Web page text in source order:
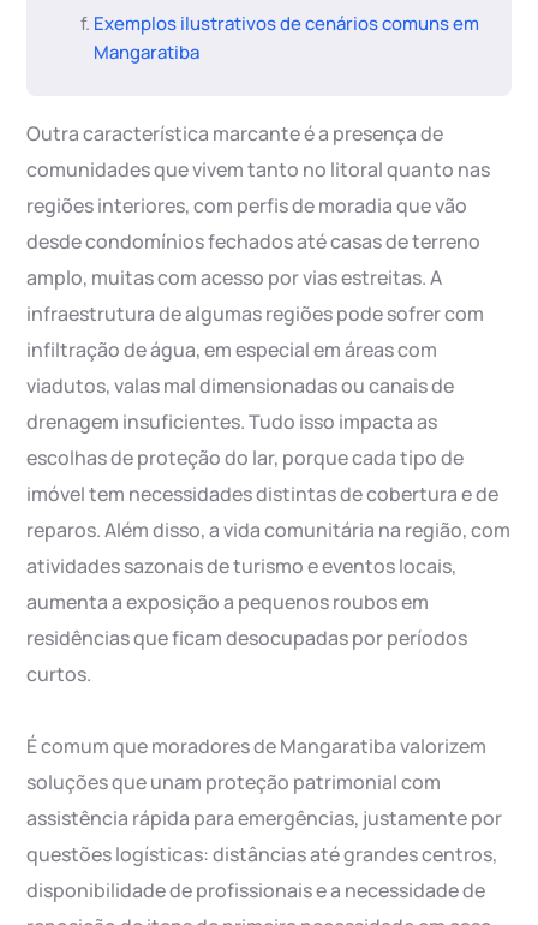
Exemplos ilustrativos de cenários comuns em
Mangaratiba
Outra característica marcante é a presença de
comunidades que vivem tanto no litoral quanto nas
regiões interiores, com perfis de moradia que vão
desde condomínios fechados até casas de terreno
amplo, muitas com acesso por vias estreitas. A
infraestrutura de algumas regiões pode sofrer com
infiltração de água, em especial em áreas com
viadutos, valas mal dimensionadas ou canais de
drenagem insuficientes. Tudo isso impacta as
escolhas de proteção do lar, porque cada tipo de
imóvel tem necessidades distintas de cobertura e de
reparos. Além disso, a vida comunitária na região, com
atividades sazonais de turismo e eventos locais,
aumenta a exposição a pequenos roubos em
residências que ficam desocupadas por períodos
curtos.
É comum que moradores de Mangaratiba valorizem
soluções que unam proteção patrimonial com
assistência rápida para emergências, justamente por
questões logísticas: distâncias até grandes centros,
disponibilidade de profissionais e a necessidade de